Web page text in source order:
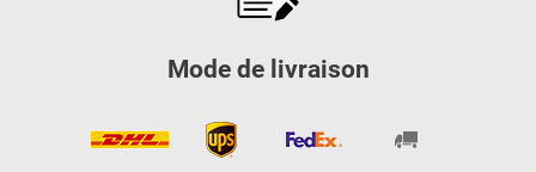
Mode de livraison